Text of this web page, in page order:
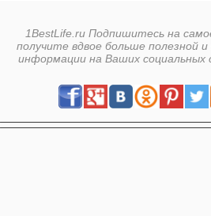
1BestLife.ru Подпишитесь на
получите вдвое больше полезной
информации на Ваших социальных